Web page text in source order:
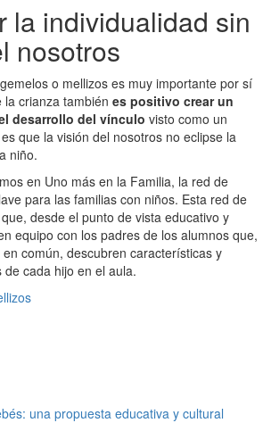
la individualidad sin
nosotros
o mellizos es muy importante por sí
crianza también es positivo crear un
desarrollo del vínculo visto como un
que la visión del nosotros no eclipse la
niño.
en Uno más en la Familia, la red de
para las familias con niños. Esta red de
desde el punto de vista educativo y
equipo con los padres de los alumnos que,
común, descubren características y
cada hijo en el aula.
una propuesta educativa y cultural